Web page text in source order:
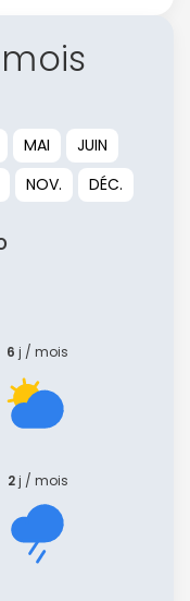
MAI
JUIN
NOV. DÉC.
6 j / mois
2j / mois